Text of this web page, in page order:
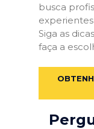
busca
Siga as
faça a